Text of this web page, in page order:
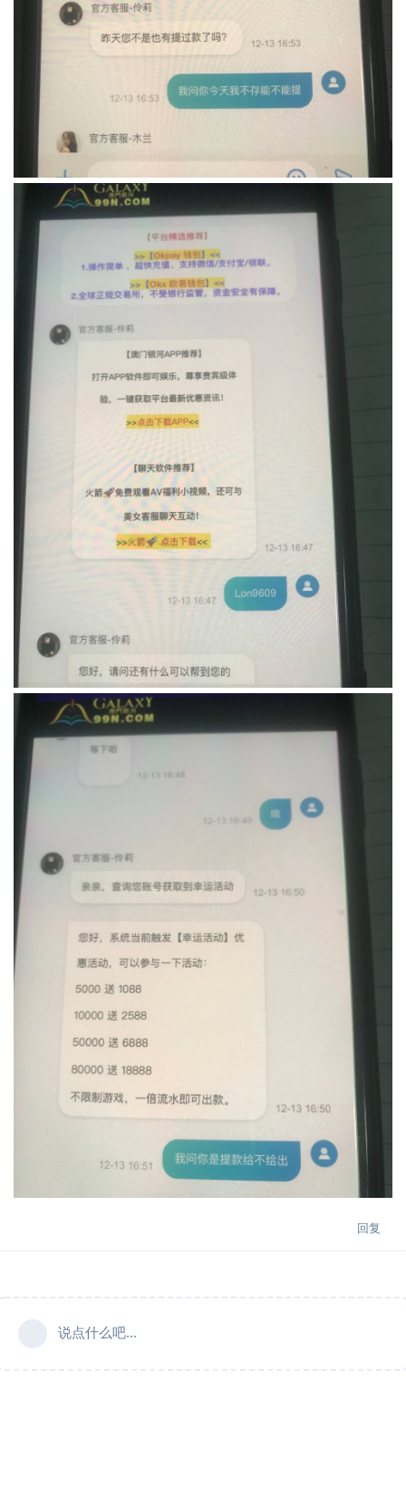
回复
说点什么吧...